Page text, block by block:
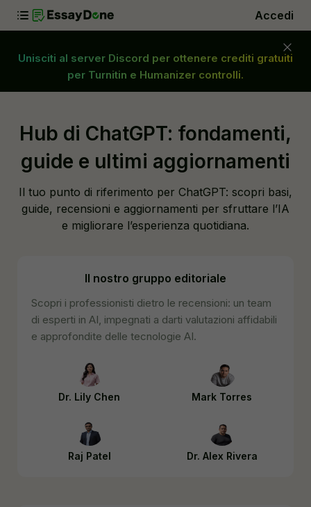
Accedi
Unisciti al server Discord per ottenere crediti gratuiti
per Turnitin e Humanizer controlli.
Hub di ChatGPT: fondamenti,
guide e ultimi aggiornamenti
Il tuo punto di riferimento per ChatGPT: scopri basi,
guide, recensioni e aggiornamenti per sfruttare l’IA
e migliorare l’esperienza quotidiana.
Il nostro gruppo editoriale
Scopri i professionisti dietro le recensioni: un team
di esperti in AI, impegnati a darti valutazioni affidabili
e approfondite delle tecnologie AI.
Dr. Lily Chen Mark Torres
Raj Patel Dr. Alex Rivera